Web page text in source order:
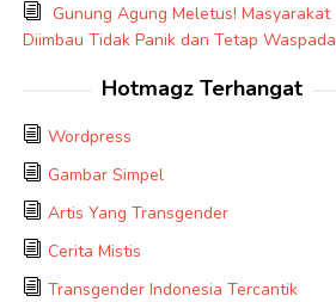
Gunung Agung Meletus! Masyarakat
Diimbau Tidak Panik dan Tetap Waspada
Hotmagz Terhangat
Wordpress
Gambar Simpel
Artis Yang Transgender
Cerita Mistis
Transgender Indonesia Tercantik